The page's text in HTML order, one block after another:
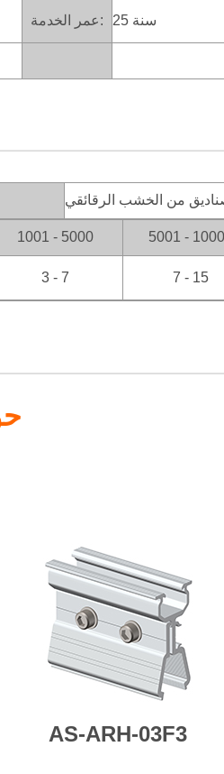
عمر الخدمة: 25 سنة
من الخشب الرقائقي
1001 - 5000 5001 -
3 - 7 7 - 15
AS-ARH-03F3